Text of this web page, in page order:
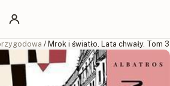
/ Mrok i światło. Lata chwały. Tom 3